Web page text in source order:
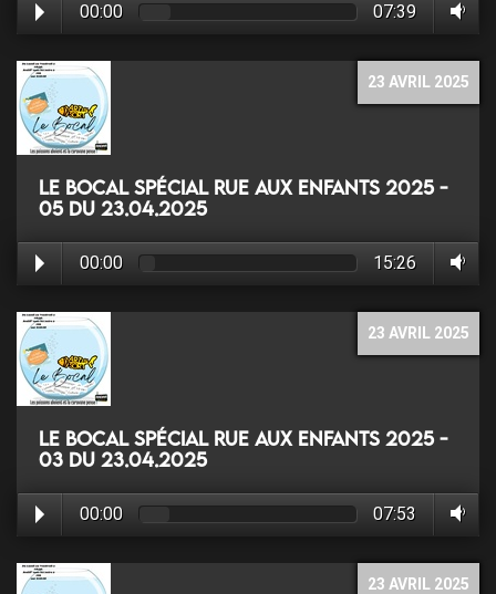
00:00 07:39
23 AVRIL 2025
Le Bocal Spécial rue aux enfants 2025 -
05 du 23.04.2025
00:00 15:26
23 AVRIL 2025
Le Bocal Spécial rue aux enfants 2025 -
03 du 23.04.2025
00:00 07:53
23 AVRIL 2025